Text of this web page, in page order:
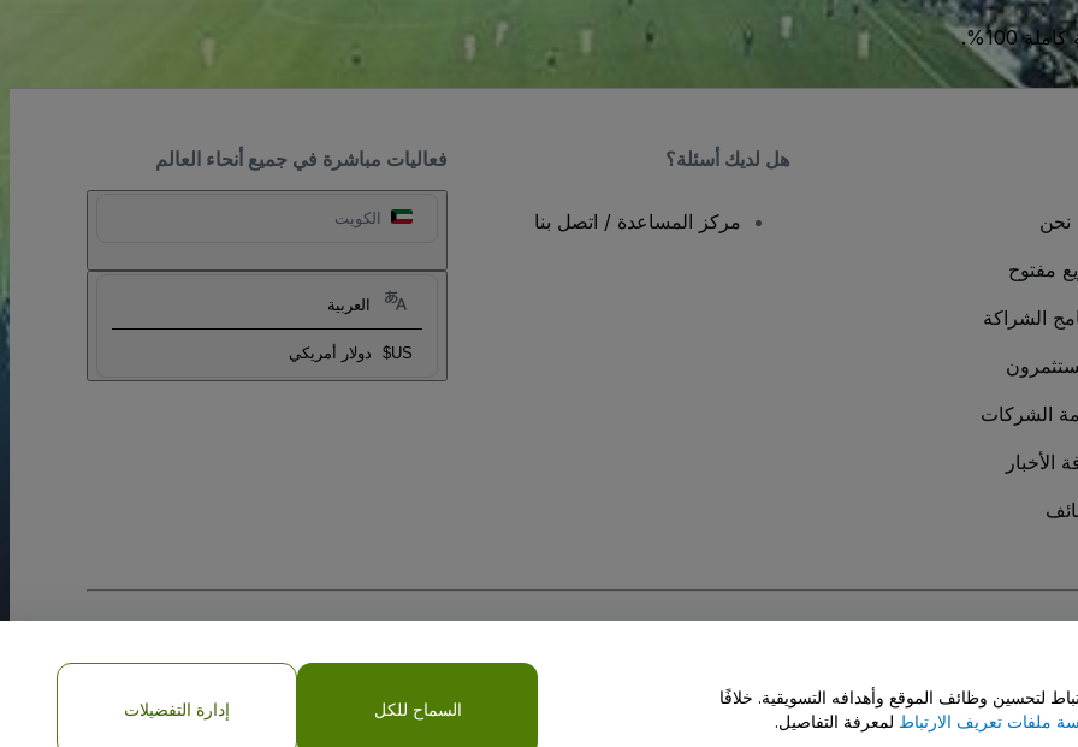
100%.
فعاليات مباشرة في جميع أنحاء العالم
الكويت
العربية
US$ دولار أمريكي
نحن
مفتوح
الشراكة
الشركات
الأخبار
هل لديك أسئلة؟
مركز المساعدة / اتصل بنا
لتحسين وظائف الموقع وأهدافه التسويقية. خلافًا
ملفات تعريف الارتباط لمعرفة التفاصيل.
السماح للكل إدارة التفضيلات